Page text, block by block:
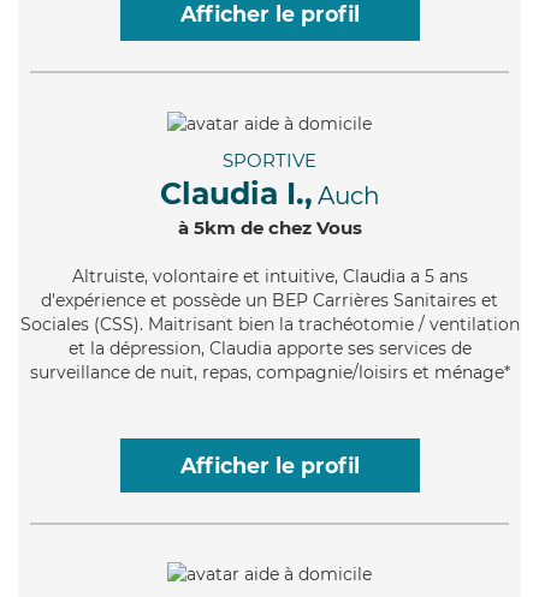
Afficher le profil
SPORTIVE
Claudia I., Auch
à 5km de chez Vous
Altruiste, volontaire et intuitive, Claudia a 5 ans
d'expérience et possède un BEP Carrières Sanitaires et
Sociales (CSS). Maitrisant bien la trachéotomie / ventilation
et la dépression, Claudia apporte ses services de
surveillance de nuit, repas, compagnie/loisirs et ménage*
Afficher le profil